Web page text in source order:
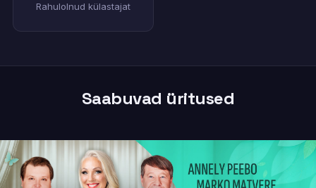
Rahulolnud külastajat
Saabuvad üritused